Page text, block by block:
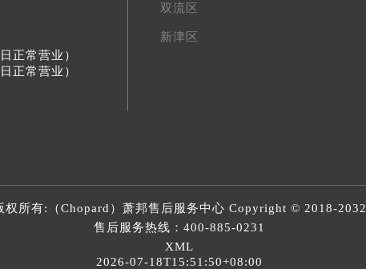
正常营业）
正常营业）
双流区
新津区
权所有:（Chopard） 萧邦售后服务中心 Copyright © 2018-2032
售后服务热线： 400-885-0231
XML
2026-07-18T15:51:50+08:00